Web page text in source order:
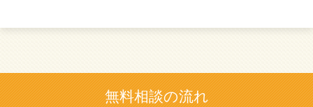
無料相談の流れ